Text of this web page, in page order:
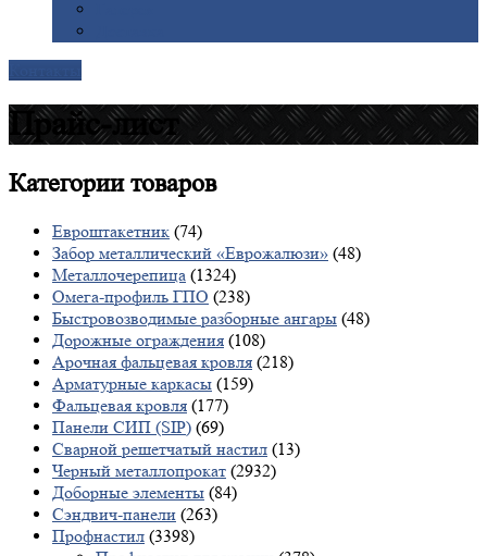
Прайс-лист
Категориитоваров
Евроштакетник (74)
Забор металлический «Еврожалюзи» (48)
Металлочерепица (1324)
Омега-профиль ГПО (238)
Быстровозводимые разборные ангары (48)
Дорожные ограждения (108)
Арочная фальцевая кровля (218)
Арматурные каркасы (159)
Фальцевая кровля (177)
Панели СИП (SIP) (69)
Сварной решетчатый настил (13)
Черный металлопрокат (2932)
Доборные элементы (84)
Сэндвич-панели (263)
Профнастил (3398)